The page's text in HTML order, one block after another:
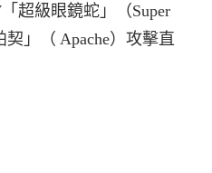
超級眼鏡蛇」（Super
」（ Apache）攻擊直